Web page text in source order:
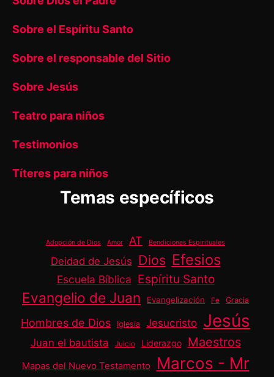
Sobre el Espíritu Santo
Sobre el responsable del Sitio
Sobre Jesús
Teatro para niños
Testimonios
Títeres para niños
Temas específicos
Adopción de Dios Amor AT Bendiciones Espirituales
Deidad de Jesús Dios Efesios
Escuela Bíblica Espíritu Santo
Evangelio de Juan Evangelización Fe Gracia
Hombres de Dios Iglesia Jesucristo Jesús
Juan el bautista Juicio Liderazgo Maestros
Mapas del Nuevo Testamento Marcos - Mr